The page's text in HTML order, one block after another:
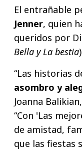
El entrañable
Jenner, quien
queridos por
Bella y La bestia
“Las historias
asombro y
Joanna
“Con 'Las
de amistad,
que las fiestas